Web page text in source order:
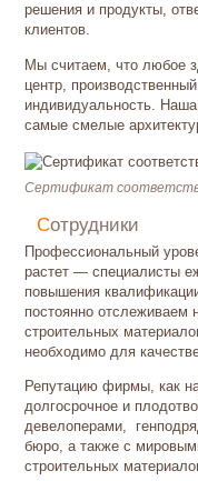
решения и продукты,
клиентов.
Мы считаем, что любое
центр,
индивидуальность.
самые смелые
Сертификат
Сотрудники
Профессиональный
растет — специалисты
повышения
постоянно отслеживаем
строительных
необходимо для
Репутацию фирмы, как
долгосрочное и
девелоперами,
бюро, а также с
строительных